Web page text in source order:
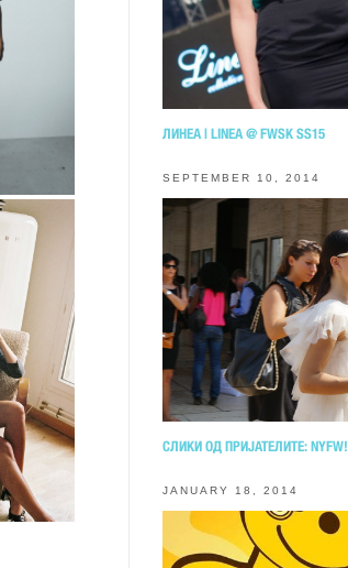
ЛИНЕА | LINEA @ FWSK SS15
SEPTEMBER 10, 2014
СЛИКИ ОД ПРИЈАТЕЛИТЕ: NYFW!
JANUARY 18, 2014